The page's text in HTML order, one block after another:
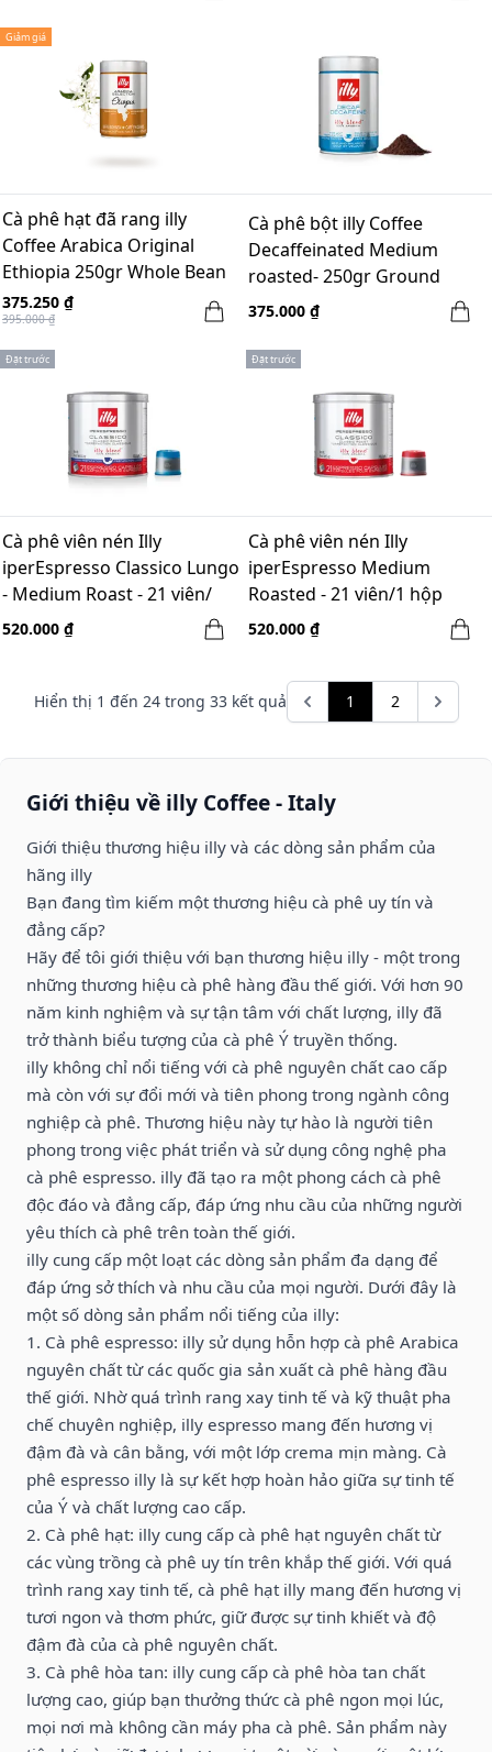
Giảm giá
Cà phê hạt đã rang illy
Coffee Arabica Original
Ethiopia 250gr Whole Bean
375.250 ₫
395.000 ₫
Cà phê bột illy Coffee
Decaffeinated Medium
roasted- 250gr Ground
375.000 ₫
Đặt trước
Cà phê viên nén Illy
iperEspresso Classico Lungo
- Medium Roast - 21 viên/
hộp
520.000 ₫
Đặt trước
Cà phê viên nén Illy
iperEspresso Medium
Roasted - 21 viên/1 hộp
520.000 ₫
Hiển thị 1 đến 24trong 33kết quả 1 2
Giới thiệu về illy Coffee - Italy
Giới thiệu thương hiệu illy và các dòng sản phẩm của
hãng illy
Bạn đang tìm kiếm một thương hiệu cà phê uy tín và
đẳng cấp?
Hãy để tôi giới thiệu với bạn thương hiệu illy - một trong
những thương hiệu cà phê hàng đầu thế giới. Với hơn 90
năm kinh nghiệm và sự tận tâm với chất lượng, illy đã
trở thành biểu tượng của cà phê Ý truyền thống.
illy không chỉ nổi tiếng với cà phê nguyên chất cao cấp
mà còn với sự đổi mới và tiên phong trong ngành công
nghiệp cà phê. Thương hiệu này tự hào là người tiên
phong trong việc phát triển và sử dụng công nghệ pha
cà phê espresso. illy đã tạo ra một phong cách cà phê
độc đáo và đẳng cấp, đáp ứng nhu cầu của những người
yêu thích cà phê trên toàn thế giới.
illy cung cấp một loạt các dòng sản phẩm đa dạng để
đáp ứng sở thích và nhu cầu của mọi người. Dưới đây là
một số dòng sản phẩm nổi tiếng của illy:
1. Cà phê espresso: illy sử dụng hỗn hợp cà phê Arabica
nguyên chất từ các quốc gia sản xuất cà phê hàng đầu
thế giới. Nhờ quá trình rang xay tinh tế và kỹ thuật pha
chế chuyên nghiệp, illy espresso mang đến hương vị
đậm đà và cân bằng, với một lớp crema mịn màng. Cà
phê espresso illy là sự kết hợp hoàn hảo giữa sự tinh tế
của Ý và chất lượng cao cấp.
2. Cà phê hạt: illy cung cấp cà phê hạt nguyên chất từ
các vùng trồng cà phê uy tín trên khắp thế giới. Với quá
trình rang xay tinh tế, cà phê hạt illy mang đến hương vị
tươi ngon và thơm phức, giữ được sự tinh khiết và độ
đậm đà của cà phê nguyên chất.
3. Cà phê hòa tan: illy cung cấp cà phê hòa tan chất
lượng cao, giúp bạn thưởng thức cà phê ngon mọi lúc,
mọi nơi mà không cần máy pha cà phê. Sản phẩm này